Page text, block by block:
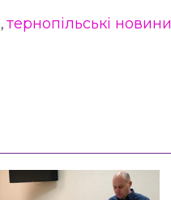
, тернопільські новини